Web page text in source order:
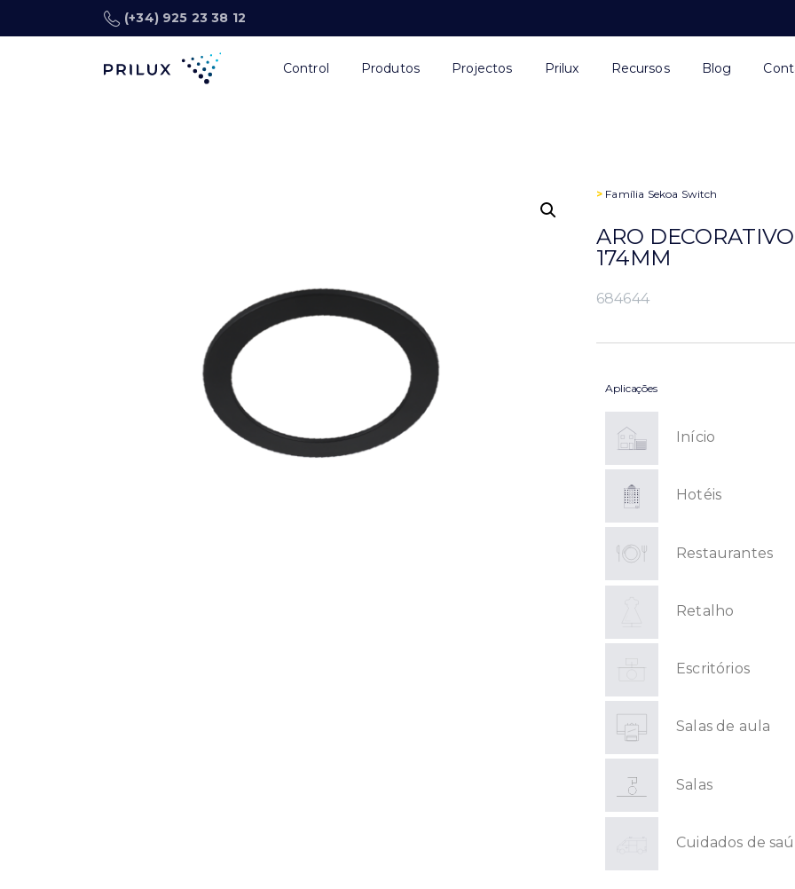
(+34) 925 23 38 12
Control Produtos Projectos Prilux Recursos Blog
> Família Sekoa Switch
ARO
174MM
684644
Aplicações
Início
Hotéis
Restaurantes
Retalho
Escritórios
Salas de aula
Salas
Cuidados de